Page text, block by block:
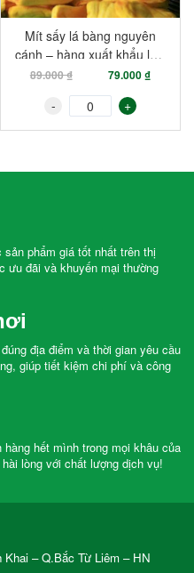
Mít sấy lá bàng nguyên
cánh – hàng xuất khẩu loại
89.000 ₫ 79.000 ₫
- +
phẩm giá tốt nhất trên thị
ưu đãi và khuyến mại thường
địa điểm và thời gian yêu cầu
giúp tiết kiệm chi phí và công
hết mình trong mọi khâu của
lòng với chất lượng dịch vụ!
– Q.Bắc Từ Liêm – HN